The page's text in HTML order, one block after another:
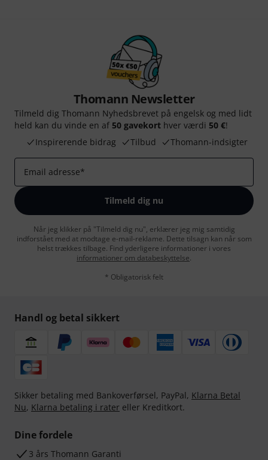
Thomann Newsletter
Tilmeld dig Thomann Nyhedsbrevet på engelsk og med lidt
held kan du vinde en af 50 gavekort hver værdi 50 €!
Inspirerende bidrag
Tilbud Thomann-indsigter
Email adresse*
Tilmeld dig nu
Når jeg klikker på "Tilmeld dig nu", erklærer jeg mig samtidig
indforstået med at modtage e-mail-reklame. Dette tilsagn kan når som
helst trækkes tilbage. Find yderligere informationer i vores
informationer om databeskyttelse.
* Obligatorisk felt
Handl og betal sikkert
Sikker betaling med Bankoverførsel, PayPal, Klarna Betal
Nu, Klarna betaling i rater eller Kreditkort.
Dine fordele
3 års Thomann Garanti